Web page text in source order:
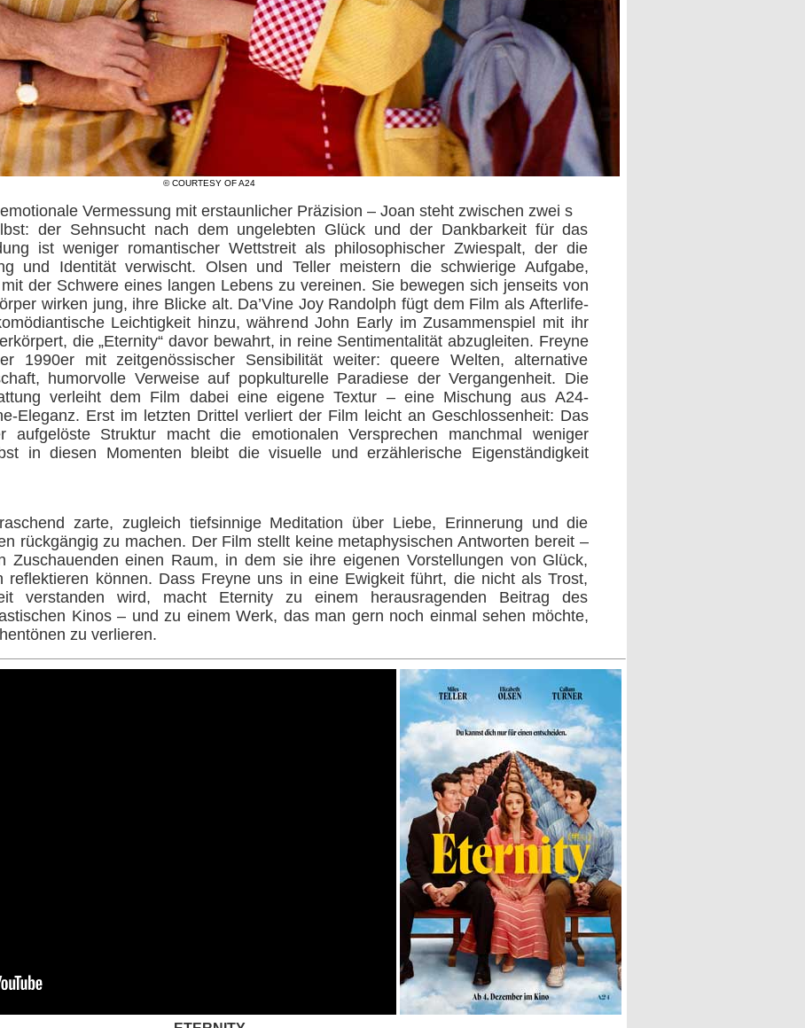
© COURTESY OF A24
Vermessung mit erstaunlicher Präzision – Joan steht zwischen zwei s
der Sehnsucht nach dem ungelebten Glück und der Dankbarkeit für das
ist weniger romantischer Wettstreit als philosophischer Zwiespalt, der die
und Identität verwischt. Olsen und Teller meistern die schwierige Aufgabe,
der Schwere eines langen Lebens zu vereinen. Sie bewegen sich jenseits von
wirken jung, ihre Blicke alt. Da’Vine Joy Randolph fügt dem Film als Afterlife-
Leichtigkeit hinzu, während John Early im Zusammenspiel mit ihr
die „Eternity“ davor bewahrt, in reine Sentimentalität abzugleiten. Freyne
1990er mit zeitgenössischer Sensibilität weiter: queere Welten, alternative
humorvolle Verweise auf popkulturelle Paradiese der Vergangenheit. Die
verleiht dem Film dabei eine eigene Textur – eine Mischung aus A24-
Eleganz. Erst im letzten Drittel verliert der Film leicht an Geschlossenheit: Das
aufgelöste Struktur macht die emotionalen Versprechen manchmal weniger
in diesen Momenten bleibt die visuelle und erzählerische Eigenständigkeit
zarte, zugleich tiefsinnige Meditation über Liebe, Erinnerung und die
rückgängig zu machen. Der Film stellt keine metaphysischen Antworten bereit –
Zuschauenden einen Raum, in dem sie ihre eigenen Vorstellungen von Glück,
reflektieren können. Dass Freyne uns in eine Ewigkeit führt, die nicht als Trost,
verstanden wird, macht Eternity zu einem herausragenden Beitrag des
Kinos – und zu einem Werk, das man gern noch einmal sehen möchte,
zu verlieren.